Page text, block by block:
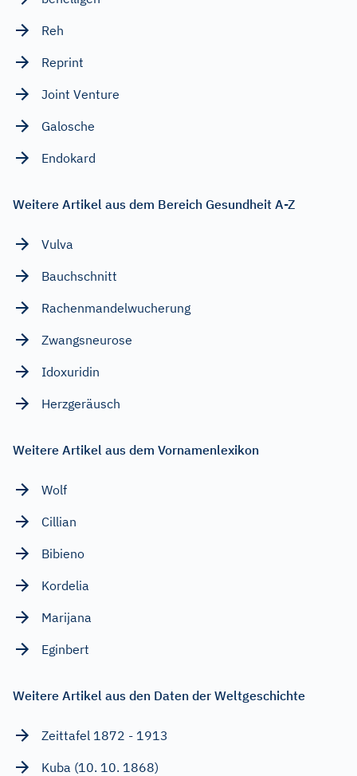
Reh
Reprint
Joint Venture
Galosche
Endokard
Weitere Artikel aus dem Bereich Gesundheit A-Z
Vulva
Bauchschnitt
Rachenmandelwucherung
Zwangsneurose
Idoxuridin
Herzgeräusch
Weitere Artikel aus dem Vornamenlexikon
Wolf
Cillian
Bibieno
Kordelia
Marijana
Eginbert
Weitere Artikel aus den Daten der Weltgeschichte
Zeittafel 1872 - 1913
Kuba (10. 10. 1868)